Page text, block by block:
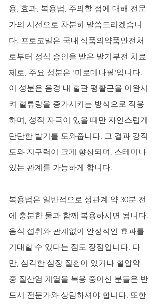
용, 효과, 복용법, 주의할 점에 대해 전문
가의 시선으로 차분히 말씀드리겠습니
다. 프로코밀은 국내 식품의약품안전처
로부터 정식 승인을 받은 발기부전 치료
제로, 주요 성분은 '미로데나필'입니다.
이 성분은 음경 내 혈관 평활근을 이완시
켜 혈류량을 증가시키는 방식으로 작용
하며, 성적 자극이 있을 때만 자연스럽게
단단한 발기를 도와줍니다. 그 결과 강직
도와 지구력이 크게 향상되며, 스테미나
있는 관계를 가능하게 합니다.
복용법은 일반적으로 성관계 약 30분 전
에 충분한 물과 함께 복용하시면 됩니다.
음식 섭취와 관계없이 안정적인 효과를
기대할 수 있다는 점도 장점입니다. 다
만, 심각한 심장 질환이 있거나 혈압약
중 질산염 계열을 복용 중이신 분들은 반
드시 전문가와 상담하셔야 합니다. 또한